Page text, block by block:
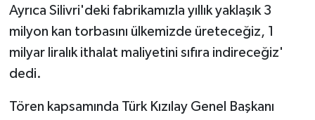
Ayrıca Silivri'deki fabrikamızla yıllık yaklaşık 3
milyon kan torbasını ülkemizde üreteceğiz, 1
milyar liralık ithalat maliyetini sıfıra indireceğiz'
dedi.
Tören kapsamında Türk Kızılay Genel Başkanı